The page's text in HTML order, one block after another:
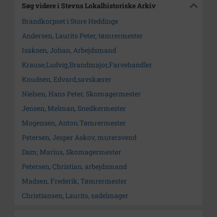
Søg videre i Stevns Lokalhistoriske Arkiv
Brandkorpset i Store Heddinge
Andersen, Laurits Peter, tømrermester
Isaksen, Johan, Arbejdsmand
Krause,Ludvig,Brandmajor,Farvehandler
Knudsen, Edvard,savskærer
Nielsen, Hans Peter, Skomagermester
Jensen, Melman, Snedkermester
Mogensen, Anton.Tømrermester
Petersen, Jesper Askov, murersvend
Dam; Marius, Skomagermester
Petersen, Christian, arbejdsmand
Madsen, Frederik, Tømrermester
Christiansen, Laurits, sadelmager